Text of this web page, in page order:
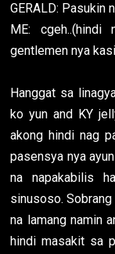
GERALD: Pasukin
ME: cgeh..(hindi
gentlemen nya
Hanggat sa
ko yun and KY
akong hindi nag
pasensya nya
na napakabilis
sinusoso.
na lamang namin
hindi masakit sa